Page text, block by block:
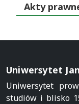
Akty
Uniwersytet
Uniwersytet
studiów i blisko